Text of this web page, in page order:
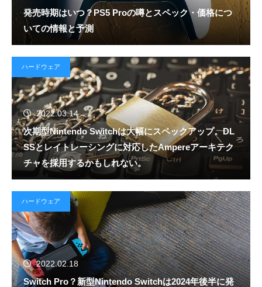
発売時期はいつ？PS5 Proの噂とスペック・価格につ
いての情報と予測
ハードウェア
2022.03.14
次期型Nintendo Switchは大幅にスペックアップ。DL
SSとレイトレーシングに対応したAmpereアーキテク
チャを採用するかもしれない。
ハードウェア
2022.02.18
Switch Pro？新型Nintendo Switchは2024年後半に発